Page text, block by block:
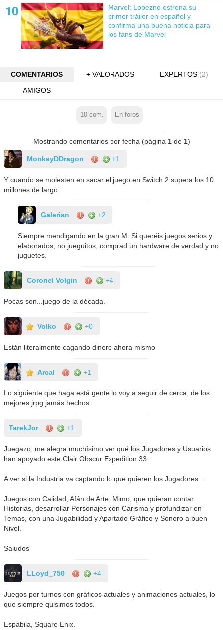
Marvel: Lobezno estrena su
primer tráiler en español y
confirma una buena noticia para
los fans de Marvel
COMENTARIOS + VALORADOS EXPERTOS (2)
AMIGOS
10com. En foros
Mostrando comentarios por fecha (página 1de 1)
MonkeyDDragon +1
Y cuando se molesten en sacar el juego en Switch 2 supera los 10
millones de largo.
Galerian +2
Siempre mendigando en la gran M. Si queréis juegos serios y
elaborados, no jueguitos, comprad un hardware de verdad y no
juguetes.
Coronel Volgin +4
Pocas son...juego de la década.
Volko +0
Están literalmente cagando dinero ahora mismo
Arcal +1
Lo siguiente que haga está gente lo voy a seguir de cerca, de los
mejores jrpg jamás hechos
TarekJor +1
Juegazo, me alegra muchísimo ver qué los Jugadores y Usuarios
han apoyado este Clair Obscur Expedition 33.
A ver si la Industria va captando lo que quieren los Jugadores...
Juegos con Calidad, Afán de Arte, Mimo, que quieran contar
Historias, desarrollar Personajes con Carisma y profundizar en
Temas, con una Jugabilidad y Apartado Gráfico y Sonoro a buen
Nivel.
Saludos
LLoyd_750 +4
Juegos por turnos con gráficos actuales y animaciones actuales, lo
que siempre quisimos todos.
Espabila, Square Enix.